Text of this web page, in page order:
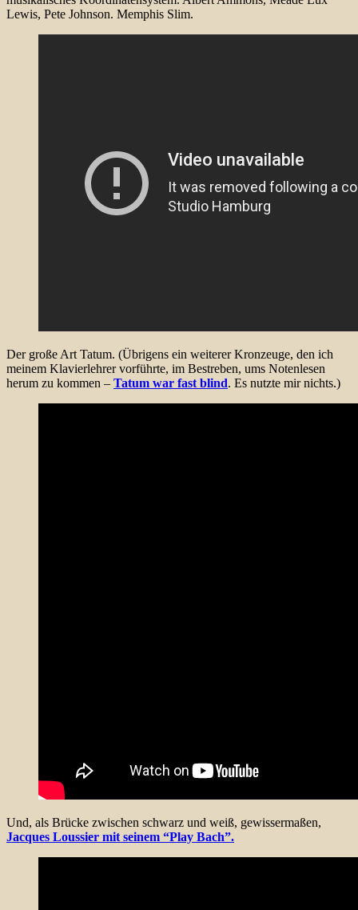
Lewis, Pete Johnson. Memphis Slim.
Der große Art Tatum. (Übrigens ein weiterer Kronzeuge, den ich
meinem Klavierlehrer vorführte, im Bestreben, ums Notenlesen
herum zu kommen – Tatum war fast blind. Es nutzte mir nichts.)
Und, als Brücke zwischen schwarz und weiß, gewissermaßen,
Jacques Loussier mit seinem “Play Bach”.